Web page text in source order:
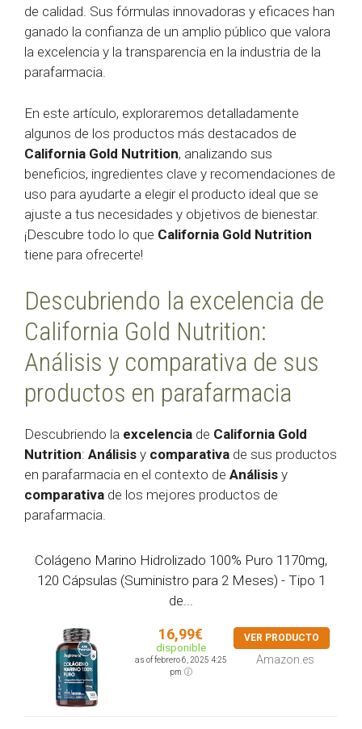
de calidad. Sus fórmulas innovadoras y eficaces han
ganado la confianza de un amplio público que valora
la excelencia y la transparencia en la industria de la
parafarmacia.
En este artículo, exploraremos detalladamente
algunos de los productos más destacados de
California Gold Nutrition, analizando sus
beneficios, ingredientes clave y recomendaciones de
uso para ayudarte a elegir el producto ideal que se
ajuste a tus necesidades y objetivos de bienestar.
¡Descubre todo lo que California Gold Nutrition
tiene para ofrecerte!
Descubriendo la excelencia de
California Gold Nutrition:
Análisis y comparativa de sus
productos en parafarmacia
Descubriendo la excelencia de California Gold
Nutrition: Análisis y comparativa de sus productos
en parafarmacia en el contexto de Análisis y
comparativa de los mejores productos de
parafarmacia.
Colágeno Marino Hidrolizado 100% Puro 1170mg,
120 Cápsulas (Suministro para 2 Meses) - Tipo 1
de...
16,99€
disponible
as of febrero 6, 2025 4:25
pm
VER PRODUCTO
Amazon.es